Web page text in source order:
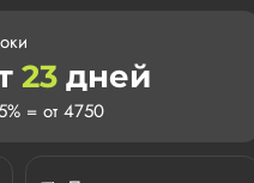
23 дней
= от 4750